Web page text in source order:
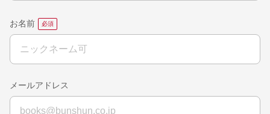
お名前
メールアドレス